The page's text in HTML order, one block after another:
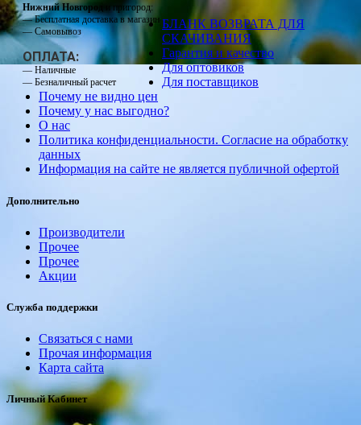
Нижний Новгород
и пригород:
— Бесплатная доставка в магазин
— Самовывоз
ОПЛАТА:
— Наличные
— Безналичный расчет
БЛАНК ВОЗВРАТА ДЛЯ
СКАЧИВАНИЯ
Гарантия и качество
Для оптовиков
Для поставщиков
Почему не видно цен
Почему у нас выгодно?
О нас
Политика конфиденциальности. Согласие на обработку
данных
Информация на сайте не является публичной офертой
Дополнительно
Производители
Прочее
Прочее
Акции
Служба поддержки
Связаться с нами
Прочая информация
Карта сайта
Личный Кабинет